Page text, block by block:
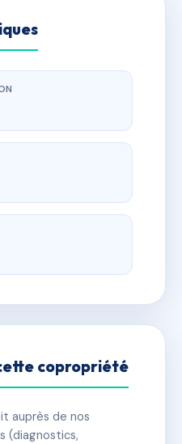
copropriété
auprès de nos
(diagnostics,